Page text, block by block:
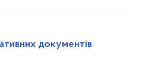
документів